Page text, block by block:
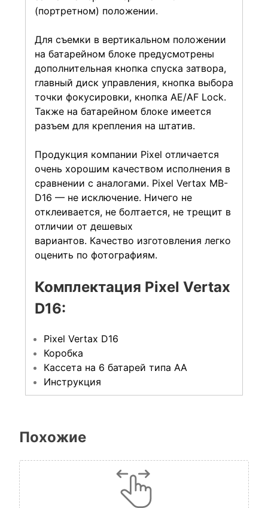
(портретном) положении.
Для съемки в вертикальном положении
на батарейном блоке предусмотрены
дополнительная кнопка спуска затвора,
главный диск управления, кнопка выбора
точки фокусировки, кнопка AE/AF Lock.
Также на батарейном блоке имеется
разъем для крепления на штатив.
Продукция компании Pixel отличается
очень хорошим качеством исполнения в
сравнении с аналогами. Pixel Vertax MB-
D16 — не исключение. Ничего не
отклеивается, не болтается, не трещит в
отличии от дешевых
вариантов. Качество изготовления легко
оценить по фотографиям.
Комплектация Pixel Vertax
D16:
Pixel Vertax D16
Коробка
Кассета на 6 батарей типа АА
Инструкция
Похожие